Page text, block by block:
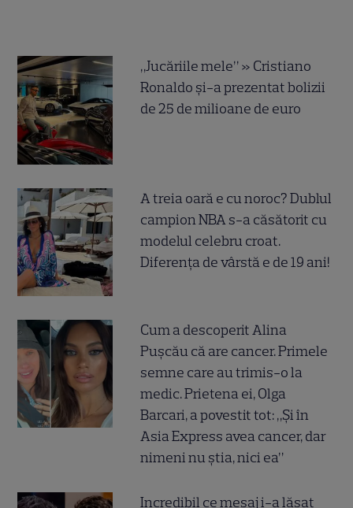
„Jucăriile mele” » Cristiano
Ronaldo și-a prezentat bolizii
de 25 de milioane de euro
A treia oară e cu noroc? Dublul
campion NBA s-a căsătorit cu
modelul celebru croat.
Diferența de vârstă e de 19 ani!
Cum a descoperit Alina
Pușcău că are cancer. Primele
semne care au trimis-o la
medic. Prietena ei, Olga
Barcari, a povestit tot: „Și în
Asia Express avea cancer, dar
nimeni nu știa, nici ea”
Incredibil ce mesaj i-a lăsat